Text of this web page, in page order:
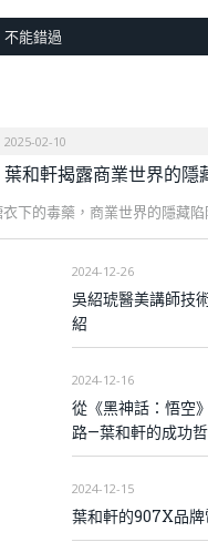
不能錯過
2025-02-10
葉和軒揭露商業世界的隱
衣下的毒藥，商業世界的隱藏
2024-12-26
吳紹琥醫美講師技
紹
2024-12-16
從《黑神話：悟空
路—葉和軒的成功
2024-12-15
葉和軒的907X品